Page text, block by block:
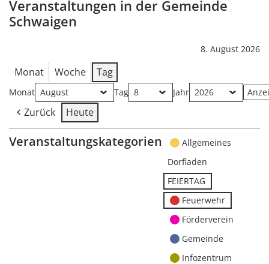
Veranstaltungen in der Gemeinde
Schwaigen
8. August 2026
Monat Woche Tag
Monat Tag Jahr
Zurück Heute
Veranstaltungskategorien
Allgemeines
Dorfladen
FEIERTAG
Feuerwehr
Förderverein
Gemeinde
Infozentrum